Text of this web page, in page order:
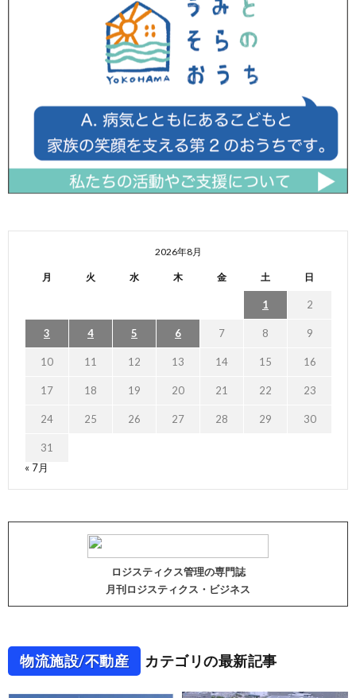
2026年8月
月 火 水 木 金 土 日
1 2
3 4 5 6 7 8 9
10 11 12 13 14 15 16
17 18 19 20 21 22 23
24 25 26 27 28 29 30
31
« 7月
ロジスティクス管理の専門誌
月刊ロジスティクス・ビジネス
物流施設/不動産 カテゴリの最新記事